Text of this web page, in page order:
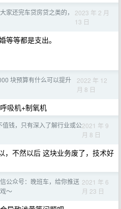
大家还完车贷房贷之类的，
2023 年 2 月
13 日
等等都是支出。
块预算有什么可以提升
2022 年 12
月 8 日
吸机+制氧机
值钱，只有深入了解行业或公2021 年 9
月 8 日
，不然以后 这块业务废了，技术好
公众号：晚班车，给你推送
～
2021 年 6
月 23 日